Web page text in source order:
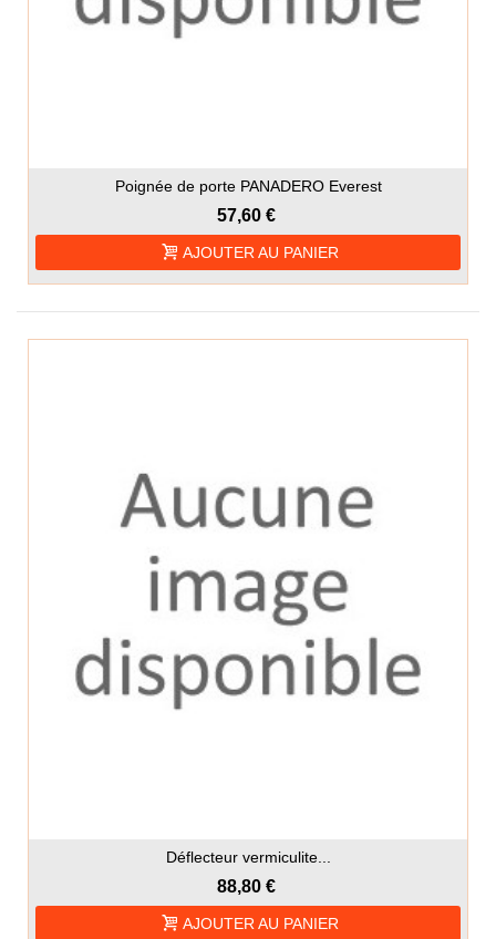
Poignée de porte PANADERO Everest
57,60 €
AJOUTER AU PANIER
Déflecteur vermiculite...
88,80 €
AJOUTER AU PANIER